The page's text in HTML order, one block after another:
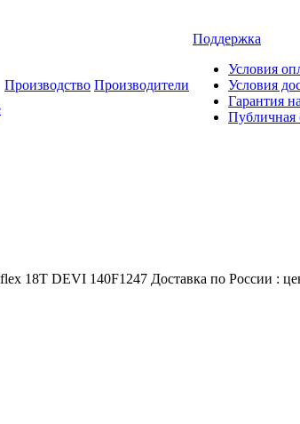
Производство Производители
Поддержка
Условия
Условия
Гарантия
Публичная
18T DEVI 140F1247 Доставка по России :